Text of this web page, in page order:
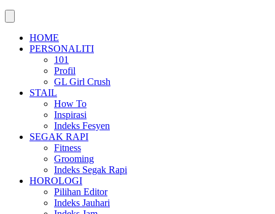
HOME
PERSONALITI
101
Profil
GL Girl Crush
STAIL
How To
Inspirasi
Indeks Fesyen
SEGAK RAPI
Fitness
Grooming
Indeks Segak Rapi
HOROLOGI
Pilihan Editor
Indeks Jauhari